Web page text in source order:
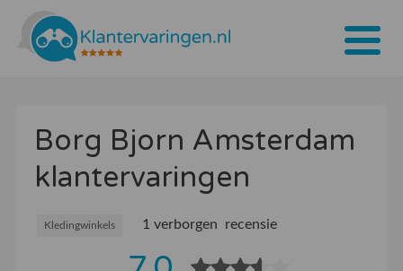
Tarieven
Bedrijven
Over ons
Borg Bjorn Amsterdam
klantervaringen
Kledingwinkels 1 verborgen recensie